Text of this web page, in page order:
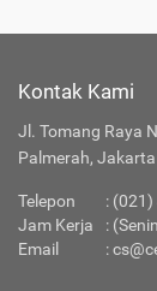
Kontak Kami
Jl. Tomang Raya
Palmerah,
Telepon : (021)
Jam Kerja
:
Email
: